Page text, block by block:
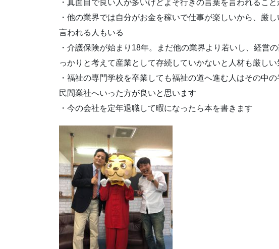
・真面目で良い人が多いけどよそ行きの言葉を言われるこ
・他の業界では自分がお金を稼いで仕事が楽しいから、厳
言われる人もいる
・介護保険が始まり18年。まだ他の業界より若いし、経営
っかりと考えて産業として存続していかないと人材も厳しい
・福祉の専門学校を卒業しても福祉の道へ進む人はその中
民間業社へいった方が良いと思います
・今の会社を定年退職して暇になったら本を書きます